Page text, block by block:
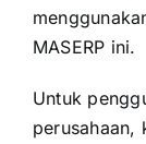
MASERP ini.
Untuk
perusahaan,